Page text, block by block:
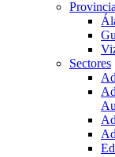
Sectores